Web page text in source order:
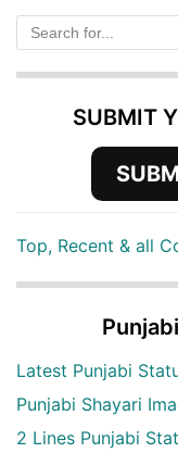
SUBMIT
Top, Recent & all
Latest Punjabi
Punjabi Shayari
2 Lines Punjabi